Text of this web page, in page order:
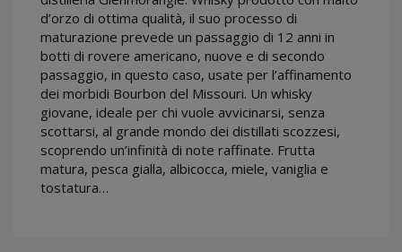
d’orzo di ottima qualità, il suo processo di
maturazione prevede un passaggio di 12 anni in
botti di rovere americano, nuove e di secondo
passaggio, in questo caso, usate per l’affinamento
dei morbidi Bourbon del Missouri. Un whisky
giovane, ideale per chi vuole avvicinarsi, senza
scottarsi, al grande mondo dei distillati scozzesi,
scoprendo un’infinità di note raffinate. Frutta
matura, pesca gialla, albicocca, miele, vaniglia e
tostatura…